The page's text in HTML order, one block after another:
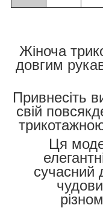
Жіноча
довгим
Привнесіть
свій
Ця
сучасний